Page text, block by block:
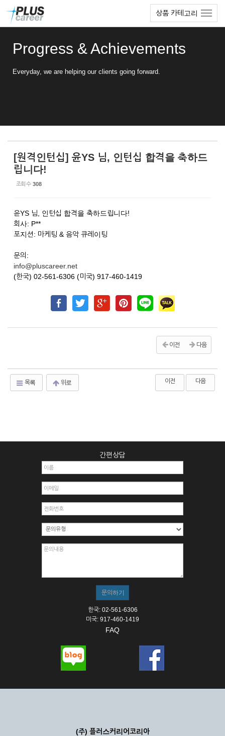
상품 카테고리
Progress & Achievements
Everyday, we are helping our clients going forward.
[원격인턴십] 윤YS 님, 인턴십 합격을 축하드
립니다!
조회 수 308
윤YS 님, 인턴십 합격을 축하드립니다!
회사: P**
포지션: 마케팅 & 음악 큐레이팅
문의:
info@pluscareer.net
(한국) 02-561-6306 (미국) 917-460-1419
이전 다음
목록 위로 이전 다음
간편상담
한국: 02-561-6306
미국: 917-460-1419
FAQ
(주) 플러스커리어코리아